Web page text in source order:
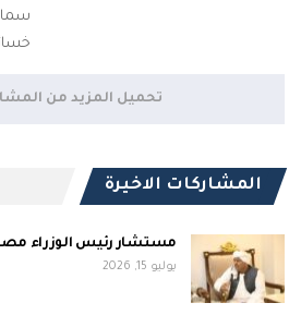
تحميل المزيد من
المشاركات الاخيرة
مستشار رئيس الوزراء
يوليو 15, 2026